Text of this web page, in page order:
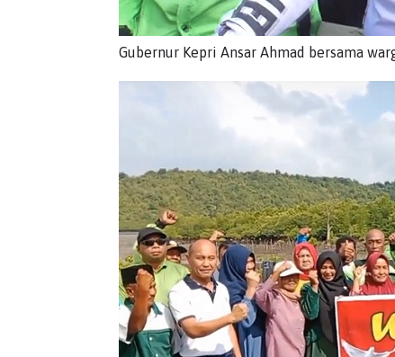
Gubernur Kepri Ansar Ahmad bersama